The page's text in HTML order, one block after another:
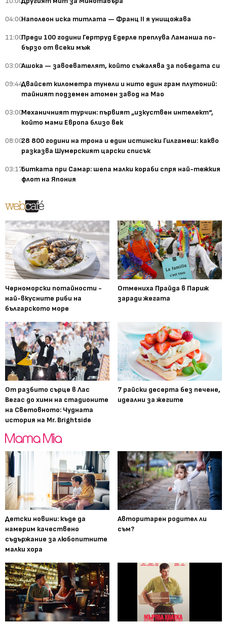
04:00Наполеон иска титлата — Франц II я унищожава
11:00Преди 100 години Гертруд Едерле преплува Ламанша по-
бързо от всеки мъж
03:00Ашока — завоевателят, който съжалява за победата си
09:44Двайсет километра тунели и нито един грам плутоний:
тайният подземен атомен завод на Мао
03:00Механичният турчин: първият „изкуствен интелект“,
който мами Европа близо век
08:0028 800 години на трона и един истински Гилгамеш: какво
разказва Шумерският царски списък
03:17Битката при Самар: шепа малки кораби спря най-тежкия
флот на Япония
Черноморски потайности -
най-вкусните риби на
българското море
Отмениха Прайда в Париж
заради жегата
От разбито сърце в Лас
Вегас до химн на стадионите
на Световното: Чудната
история на Mr. Brightside
7 райски десерта без печене,
идеални за жегите
Детски новини: къде да
намерим качествено
съдържание за любопитните
малки хора
Авторитарен родител ли
съм?